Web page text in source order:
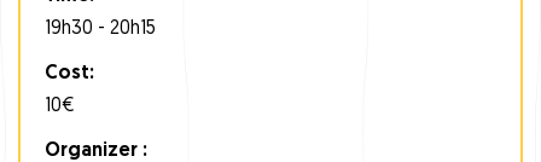
19h30 - 20h15
Cost:
10€
Organizer :